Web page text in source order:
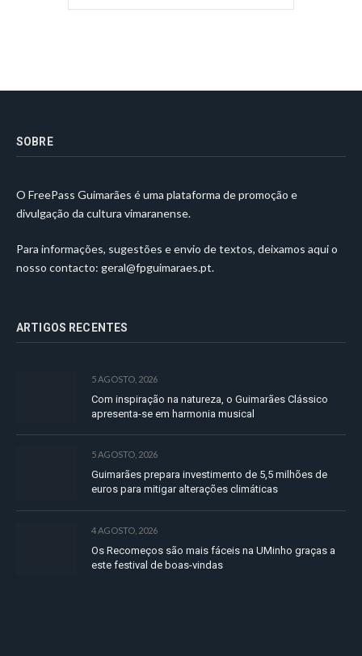
SOBRE
O FreePass Guimarães é uma plataforma de promoção e
divulgação da cultura vimaranense.
Para informações, sugestões e envio de textos, deixamos aqui o
nosso contacto: geral@fpguimaraes.pt.
ARTIGOS RECENTES
5 AGOSTO, 2026
Com inspiração na natureza, o Guimarães Clássico
apresenta-se em harmonia musical
5 AGOSTO, 2026
Guimarães prepara investimento de 5,5 milhões de
euros para mitigar alterações climáticas
4 AGOSTO, 2026
Os Recomeços são mais fáceis na UMinho graças a
este festival de boas-vindas